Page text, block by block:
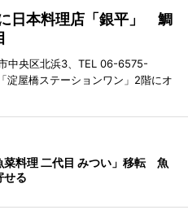
日本料理店「銀平」 鯛
中央区北浜3、TEL 06-6575-
淀屋橋ステーションワン」2階にオ
菜料理 二代目 みつい」移転 魚
せる